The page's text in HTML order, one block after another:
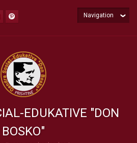
EDUKATIVE "DON
BOSKO"
Navigation